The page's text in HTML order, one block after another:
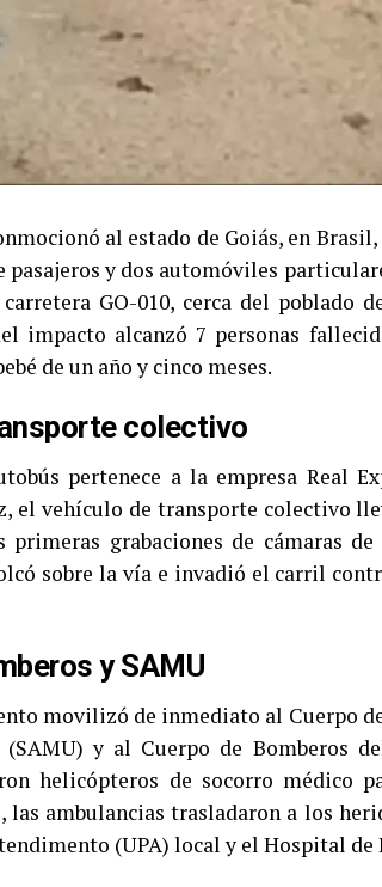
al estado de Goiás, en
pasajeros y dos automóviles
GO-010, cerca del poblado
impacto alcanzó 7 personas
de un año y cinco meses.
colectivo
pertenece a la empresa Real
el vehículo de transporte colectivo
primeras grabaciones de cámaras
sobre la vía e invadió el carril
y SAMU
movilizó de inmediato al Cuerpo
y al Cuerpo de Bomberos
helicópteros de socorro médico
las ambulancias trasladaron a los
(UPA) local y el Hospital de